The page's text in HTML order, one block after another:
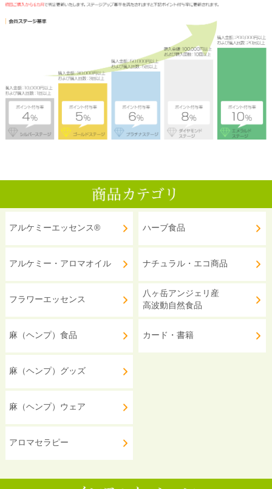
アルケミーエッセンス®
アルケミー・アロマオイル
フラワーエッセンス
麻（ヘンプ）食品
麻（ヘンプ）グッズ
麻（ヘンプ）ウェア
アロマセラピー
ハーブ食品
ナチュラル・エコ商品
八ヶ岳アンジェリ産
高波動自然食品
カード・書籍